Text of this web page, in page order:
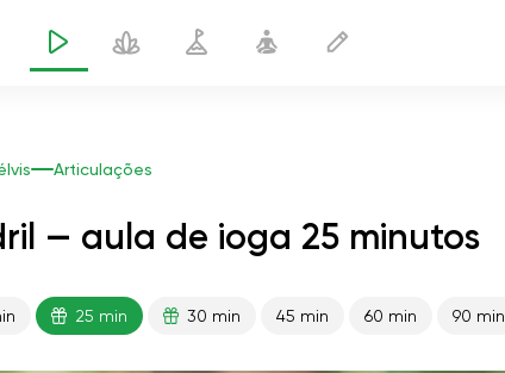
Articulações
— aula de ioga 25 minutos
25 min 30 min 45 min 60 min 90 min